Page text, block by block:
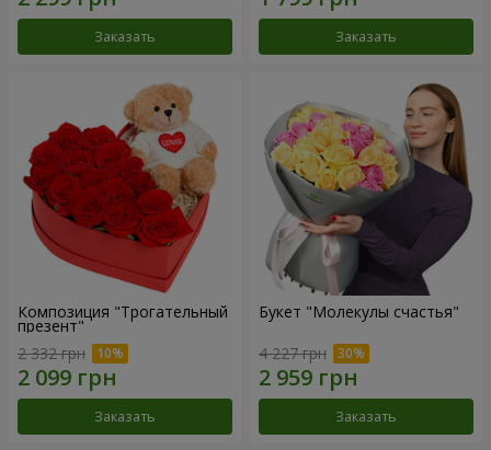
Заказать Заказать
Композиция "Трогательный
презент"
2 332 грн
Заказать
Букет "Молекулы счастья"
4 227 грн
Заказать